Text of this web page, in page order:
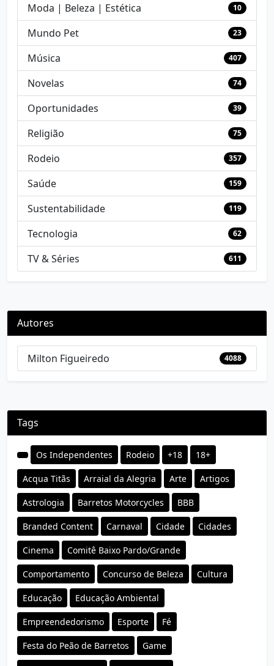
Moda | Beleza | Estética 10
Mundo Pet 23
Música 407
Novelas 74
Oportunidades 39
Religião 75
Rodeio 357
Saúde 159
Sustentabilidade 119
Tecnologia 62
TV & Séries 611
Autores
Milton Figueiredo 4088
Tags
Os Independentes Rodeio +18 18+
Acqua Titãs Arraial da Alegria Arte Artigos
Astrologia Barretos Motorcycles BBB
Branded Content Carnaval Cidade Cidades
Cinema Comitê Baixo Pardo/Grande
Comportamento Concurso de Beleza Cultura
Educação Educação Ambiental
Empreendedorismo Esporte Fé
Festa do Peão de Barretos Game